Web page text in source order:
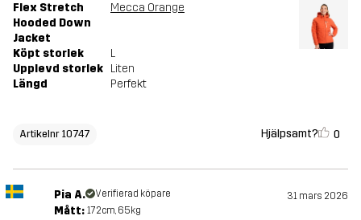
Flex Stretch
Hooded Down
Jacket
Mecca Orange
Köpt storlek
L
Upplevd storlek Liten
Längd
Perfekt
Artikelnr 10747 Hjälpsamt? 0
Pia A. Verifierad köpare 31 mars 2026
Mått: 172cm, 65kg